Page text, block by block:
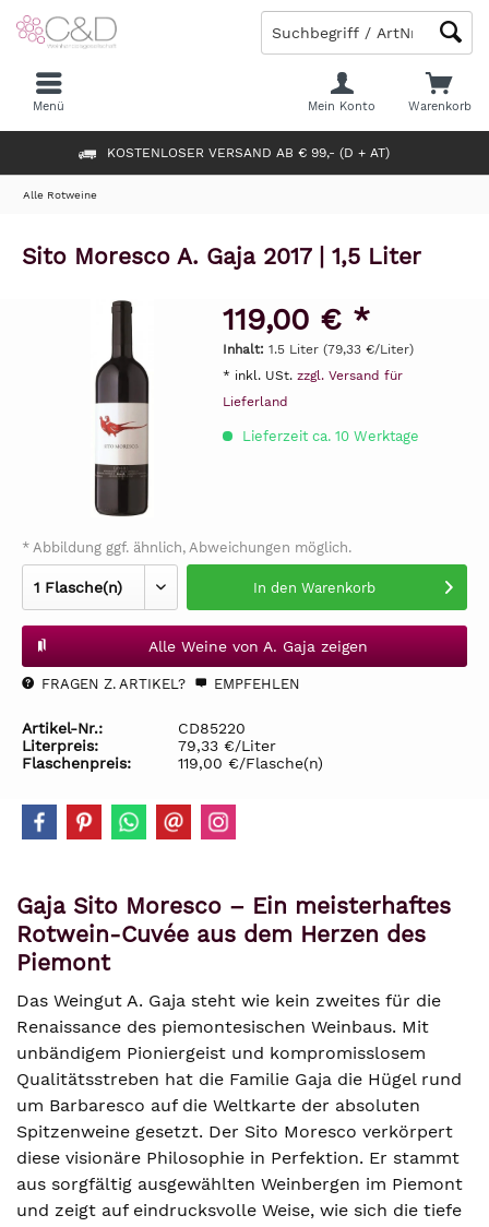
KOSTENLOSER VERSAND AB € 99,- (D + AT)
Warenkorb
Mein Konto
Menü
Alle Rotweine
Sito Moresco A. Gaja 2017 | 1,5 Liter
119,00 € *
Inhalt: 1.5 Liter (79,33 €/Liter)
* inkl. USt. zzgl. Versand für
Lieferland
Lieferzeit ca. 10 Werktage
* Abbildung ggf. ähnlich, Abweichungen möglich.
In den Warenkorb
Alle Weine von A. Gaja zeigen
FRAGEN Z. ARTIKEL? EMPFEHLEN
Artikel-Nr.:
CD85220
Literpreis:
79,33 €/Liter
Flaschenpreis:
119,00 €/Flasche(n)
Gaja Sito Moresco – Ein meisterhaftes
Rotwein-Cuvée aus dem Herzen des
Piemont
Das Weingut A. Gaja steht wie kein zweites für die
Renaissance des piemontesischen Weinbaus. Mit
unbändigem Pioniergeist und kompromisslosem
Qualitätsstreben hat die Familie Gaja die Hügel rund
um Barbaresco auf die Weltkarte der absoluten
Spitzenweine gesetzt. Der Sito Moresco verkörpert
diese visionäre Philosophie in Perfektion. Er stammt
aus sorgfältig ausgewählten Weinbergen im Piemont
und zeigt auf eindrucksvolle Weise, wie sich die tiefe